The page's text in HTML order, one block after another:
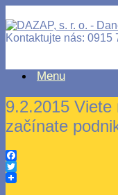
Kontaktujte nás: 0915
Menu
9.2.2015
začínate
Facebook
Twitter